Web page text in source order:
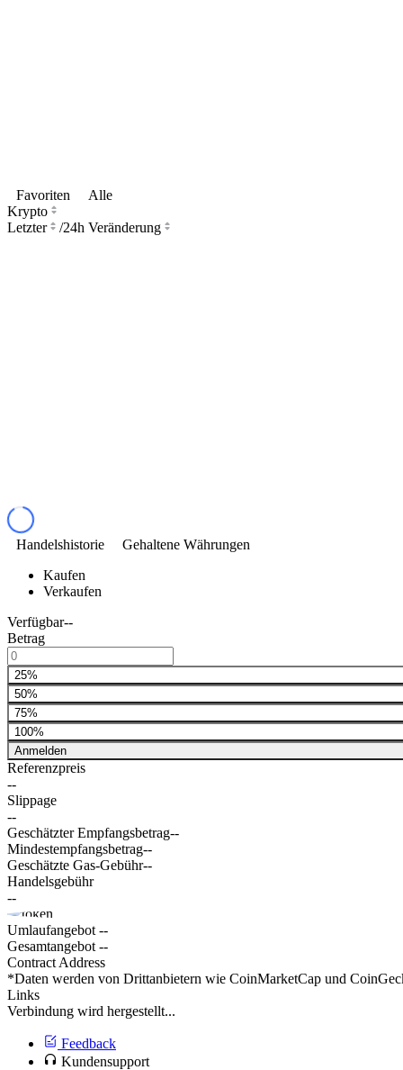
Favoriten
Alle
Krypto
Letzter
/24h Veränderung
Handelshistorie
Gehaltene Währungen
Kaufen
Verkaufen
Verfügbar--
Betrag
25%
50%
75%
100%
Anmelden
Referenzpreis
--
Slippage
--
Geschätzter Empfangsbetrag--
Mindestempfangsbetrag--
Geschätzte Gas-Gebühr--
Handelsgebühr
--
Umlaufangebot --
Gesamtangebot --
Contract Address
*Daten werden von Drittanbietern wie CoinMarketCap und
Links
Verbindung wird hergestellt...
Feedback
Kundensupport